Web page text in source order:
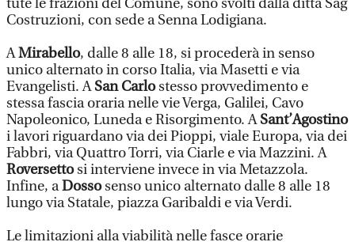
tute le frazioni del Comune, sono svolti dalla ditta Sag
Costruzioni, con sede a Senna Lodigiana.
AMirabello, dalle 8 alle 18, si procederà in senso
unico alternato in corso Italia, via Masetti e via
Evangelisti. ASan Carlostesso provvedimento e
stessa fascia oraria nelle vie Verga, Galilei, Cavo
Napoleonico, Luneda e Risorgimento. ASant’Agostino
i lavori riguardano via dei Pioppi, viale Europa, via dei
Fabbri, via Quattro Torri, via Ciarle e via Mazzini. A
Roversettosi interviene invece in via Metazzola.
Infine, aDossosenso unico alternato dalle 8 alle 18
lungo via Statale, piazza Garibaldi e via Verdi.
Le limitazioni alla viabilità nelle fasce orarie